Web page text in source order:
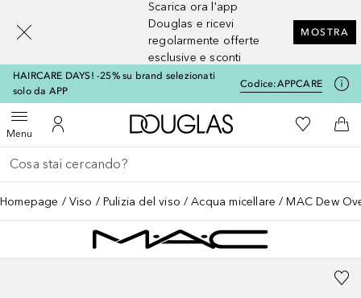
Scarica ora l'app
Douglas e ricevi
regolarmente offerte
esclusive e sconti
MOSTRA
HAIRCARE DAYS! -25% su brand selezionati
solo da APP
Codice:APPCARE
MenuApri menuAl Mio Account
A Douglas HomeAlla Mia
Al
Torna indietro
Esegui ricerca
Homepage Viso Pulizia del viso Acqua micellare MAC Dew
[navigation.slideout.screenreader]